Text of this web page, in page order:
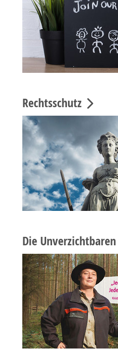
Rechtsschutz
Die Unverzichtbaren